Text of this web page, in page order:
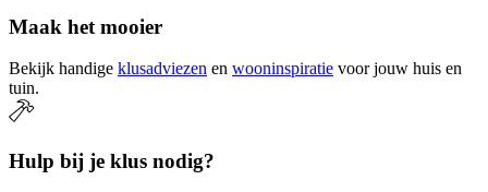
Maak het mooier
Bekijk handige klusadviezen en wooninspiratie voor jouw huis en
tuin.
Hulp bij je klus nodig?